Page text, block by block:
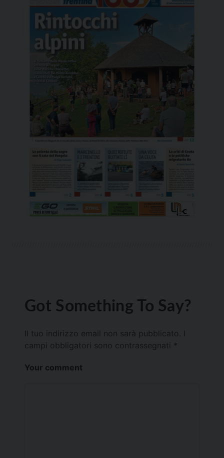
Got Something To Say?
Il tuo indirizzo email non sarà pubblicato.
campi obbligatori sono contrassegnati *
Your comment